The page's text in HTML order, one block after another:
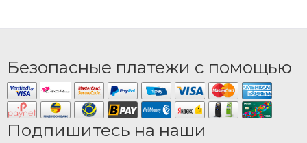
Безопасные платежи с помощью
Подпишитесь на наши